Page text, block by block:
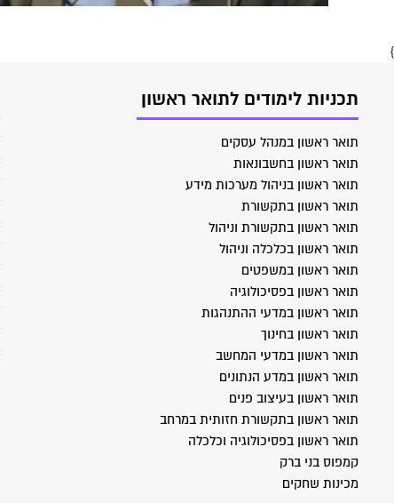
}
תכניות לימודים לתואר ראשון
תואר ראשון במנהל עסקים
תואר ראשון בחשבונאות
תואר ראשון בניהול מערכות מידע
תואר ראשון בתקשורת
תואר ראשון בתקשורת וניהול
תואר ראשון בכלכלה וניהול
תואר ראשון במשפטים
תואר ראשון בפסיכולוגיה
תואר ראשון במדעי ההתנהגות
תואר ראשון בחינוך
תואר ראשון במדעי המחשב
תואר ראשון במדע הנתונים
תואר ראשון בעיצוב פנים
תואר ראשון בתקשורת חזותית במרחב
תואר ראשון בפסיכולוגיה וכלכלה
קמפוס בני ברק
מכינות שחקים